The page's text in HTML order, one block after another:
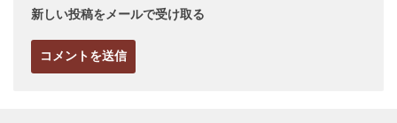
新しい投稿をメールで受け取る